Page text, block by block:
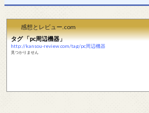
感想とレビュー.com
タグ 「pc周辺機器」
http://kansou-review.com/tag/pc周辺機器
見つかりません